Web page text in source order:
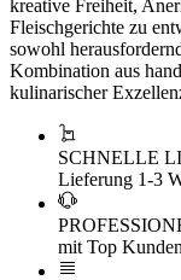
kreative Freiheit,
Fleischgerichte zu
sowohl
Kombination aus
kulinarischer
SCHNELLE
Lieferung 1-3
mit Top